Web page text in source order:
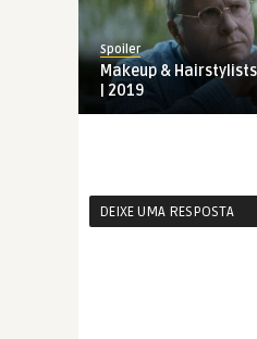
Spoiler
Makeup &
| 2019
DEIXE UMA RESPOSTA